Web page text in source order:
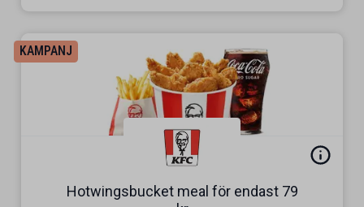
KAMPANJ
Hotwingsbucket meal för endast 79